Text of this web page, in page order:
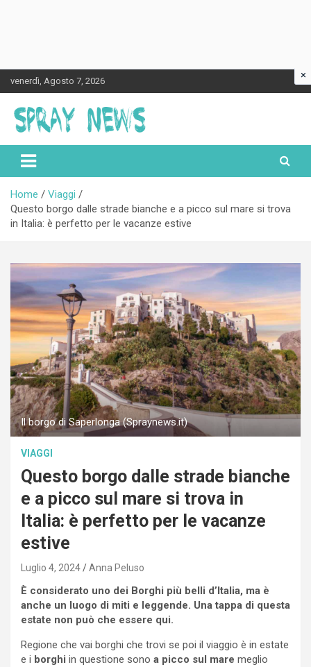
to
content
venerdì, Agosto 7, 2026
Spraynews.it
Home
Viaggi
Questo borgo dalle strade bianche e a picco sul mare si trova
in Italia: è perfetto per le vacanze estive
Il borgo di Saperlonga (Spraynews.it)
VIAGGI
Questo borgo dalle strade bianche
e a picco sul mare si trova in
Italia: è perfetto per le vacanze
estive
Luglio 4, 2024 Anna Peluso
È considerato uno dei Borghi più belli d’Italia, ma è
anche un luogo di miti e leggende. Una tappa di questa
estate non può che essere qui.
Regione che vai borghi che trovi se poi il viaggio è in estate
e i borghi in questione sono a picco sul mare meglio
×